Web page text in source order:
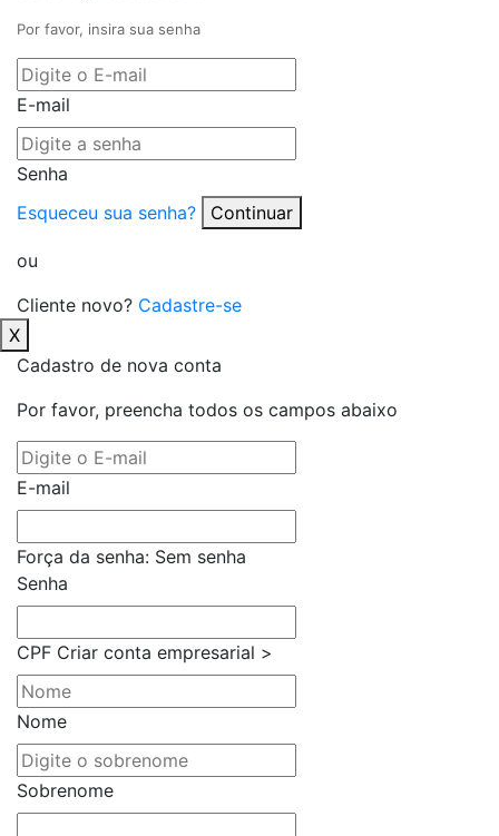
Por favor, insira sua senha
E-mail
Senha
Esqueceu sua senha?
Continuar
ou
Cliente novo? Cadastre-se
X
Cadastro de nova conta
Por favor, preencha todos os campos abaixo
E-mail
Força da senha: Sem senha
Senha
CPF Criar conta empresarial >
Nome
Sobrenome